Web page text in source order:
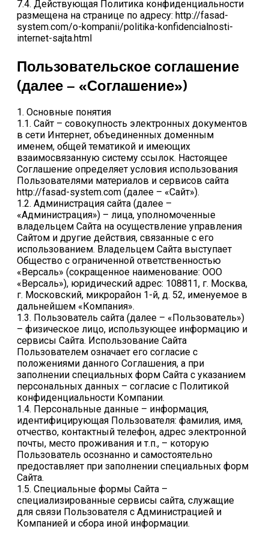
7.4. Действующая Политика конфиденциальности
размещена на странице по адресу: http://fasad-
system.com/o-kompanii/politika-konfidencialnosti-
internet-sajta.html
Пользовательское соглашение
(далее – «Соглашение»)
1. Основные понятия
1.1. Сайт – совокупность электронных документов
в сети Интернет, объединенных доменным
именем, общей тематикой и имеющих
взаимосвязанную систему ссылок. Настоящее
Соглашение определяет условия использования
Пользователями материалов и сервисов сайта
http://fasad-system.com (далее – «Сайт»).
1.2. Администрация сайта (далее –
«Администрация») – лица, уполномоченные
владельцем Сайта на осуществление управления
Сайтом и другие действия, связанные с его
использованием. Владельцем Сайта выступает
Общество с ограниченной ответственностью
«Версаль» (сокращенное наименование: ООО
«Версаль»), юридический адрес: 108811, г. Москва,
г. Московский, микрорайон 1-й, д. 52, именуемое в
дальнейшем «Компания».
1.3. Пользователь сайта (далее – «Пользователь»)
– физическое лицо, использующее информацию и
сервисы Сайта. Использование Сайта
Пользователем означает его согласие с
положениями данного Соглашения, а при
заполнении специальных форм Сайта с указанием
персональных данных – согласие с Политикой
конфиденциальности Компании.
1.4. Персональные данные – информация,
идентифицирующая Пользователя: фамилия, имя,
отчество, контактный телефон, адрес электронной
почты, место проживания и т.п., – которую
Пользователь осознанно и самостоятельно
предоставляет при заполнении специальных форм
Сайта.
1.5. Специальные формы Сайта –
специализированные сервисы сайта, служащие
для связи Пользователя с Администрацией и
Компанией и сбора иной информации.